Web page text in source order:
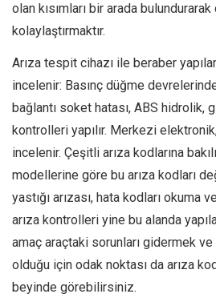
olan kısımları bir arada
kolaylaştırmaktır.
https://www.traditionrolex.com/
Arıza tespit cihazı ile beraber
incelenir: Basınç düğme
bağlantı soket hatası, ABS hidrolik,
kontrolleri yapılır. Merkezi
incelenir. Çeşitli arıza kodlarına
modellerine göre bu arıza kodları
yastığı arızası, hata kodları okuma
arıza kontrolleri yine bu alanda
amaç araçtaki sorunları gidermek
olduğu için odak noktası da arıza
beyinde görebilirsiniz.